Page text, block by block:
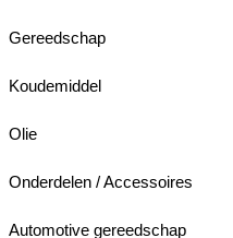
Gereedschap
Koudemiddel
Olie
Onderdelen / Accessoires
Automotive gereedschap